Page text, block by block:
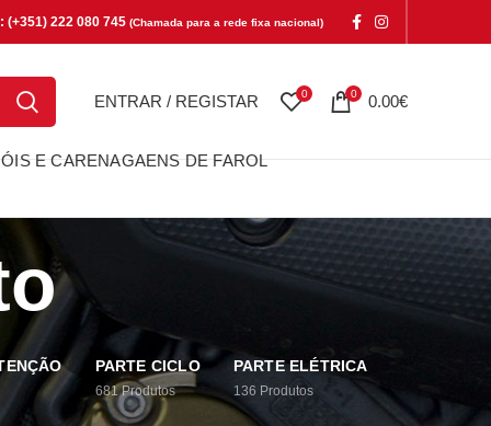
(+351) 222 080 745 (Chamada para a rede fixa nacional)
ENTRAR / REGISTAR 0 0 0.00€
E CARENAGAENS DE FAROL
PARTE CICLO
681 Produtos
PARTE ELÉTRICA
136 Produtos